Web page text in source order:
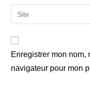
Enregistrer mon nom,
navigateur pour mon